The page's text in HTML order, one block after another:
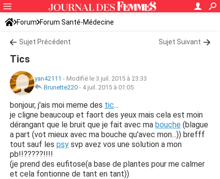
Forum Forum Santé-Médecine
Symptômes et maladies courantes Maladies neurologiques
Sujet Précédent Sujet Suivant
Tics
yan42111 - Modifié le 3 juil. 2015 à 23:33
Brunette220 - 4 juil. 2015 à 01:05
bonjour, j'ais moi meme des tic...
je cligne beaucoup et faort des yeux mais cela est moin
dérangant que le bruit que je fait avec ma bouche (blague
a part (vot mieux avec ma bouche qu'avec mon...)) brefff
tout sauf les psy svp avez vos une solution a mon
pb!!?????!!!!
(je prend des eufitose(a base de plantes pour me calmer
et cela fontionne de tant en tant))